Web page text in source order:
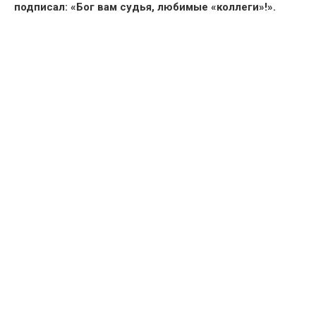
подписал: «Бог вам судья, любимые «коллеги»!».